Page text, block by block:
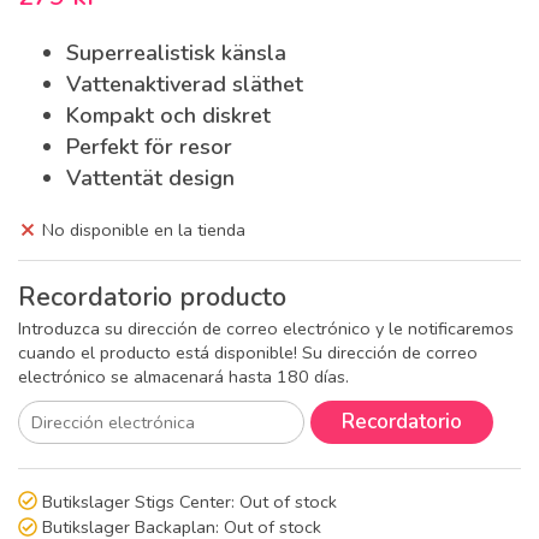
Superrealistisk känsla
Vattenaktiverad släthet
Kompakt och diskret
Perfekt för resor
Vattentät design
No disponible en la tienda
Recordatorio producto
Introduzca su dirección de correo electrónico y le notificaremos
cuando el producto está disponible! Su dirección de correo
electrónico se almacenará hasta 180 días.
Recordatorio
Butikslager Stigs Center: Out of stock
Butikslager Backaplan: Out of stock